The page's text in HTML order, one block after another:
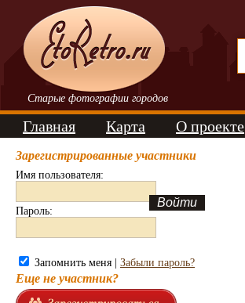
Старые фотографии городов
Главная Карта О проекте
Зарегистрированные участники
Имя пользователя:
Пароль:
Запомнить меня | Забыли пароль?
Еще не участник?